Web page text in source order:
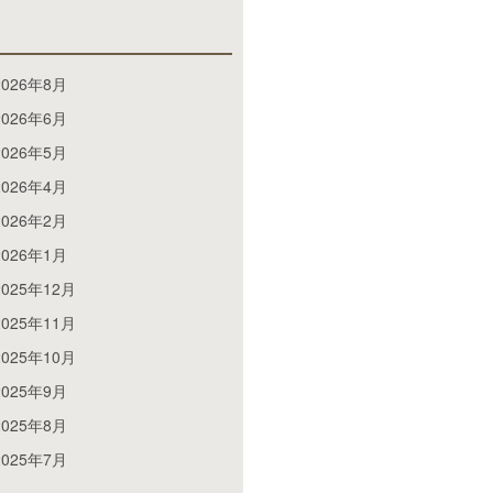
年8月
年6月
年5月
年4月
年2月
年1月
年12月
年11月
年10月
年9月
年8月
年7月